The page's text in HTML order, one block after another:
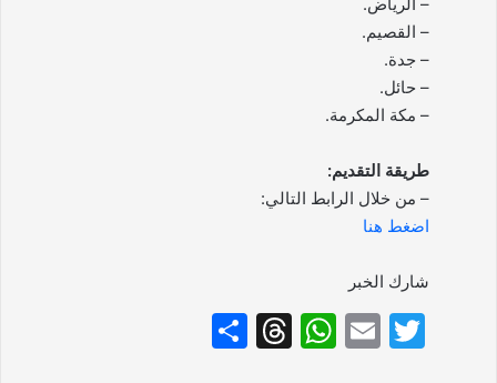
– القصيم.
– جدة.
– حائل.
– مكة المكرمة.
طريقة التقديم:
– من خلال الرابط التالي:
اضغط هنا
شارك الخبر
T
E
W
T